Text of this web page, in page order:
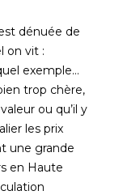
dénuée de
on vit :
exemple…
trop chère,
ou qu’il y
les prix
une grande
en Haute